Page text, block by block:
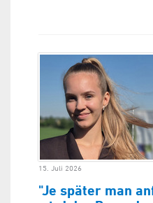
15. Juli 2026
"Je später man